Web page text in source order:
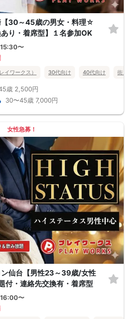
【30～45歳の男女・料理☆
り・着席型】１名参加OK
〜
イワークス） 30代向け 40代向け 街コ
歳 2,500円
30〜45歳 7,000円
女性急募！
仙台【男性23～39歳/女性
付・連絡先交換有・着席型
〜